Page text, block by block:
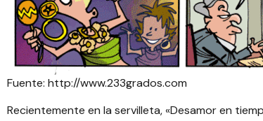
Fuente: http://www.233grados.com
Recientemente en la servilleta, «Desamor en